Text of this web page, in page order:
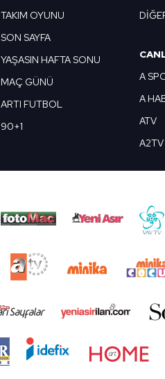
TAKIM OYUNU
SON SAYFA
YAŞASIN HAFTA SONU
MAÇ GÜNÜ
ARTI FUTBOL
90+1
A
A
ATV
A2TV